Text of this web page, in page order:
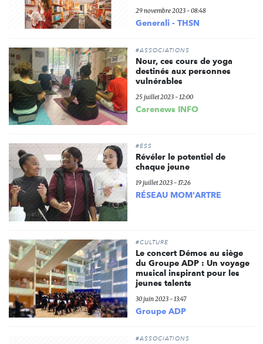
29 novembre 2023 - 08:48
Generali - THSN
#ASSOCIATIONS
Nour, ces cours de yoga
destinés aux personnes
vulnérables
25 juillet 2023 - 12:00
Carenews INFO
#ESS
Révéler le potentiel de
chaque jeune
19 juillet 2023 - 17:26
RÉSEAU MOM'ARTRE
#CULTURE
Le concert Démos au siège
du Groupe ADP : Un voyage
musical inspirant pour les
jeunes talents
30 juin 2023 - 13:47
Groupe ADP
#ASSOCIATIONS